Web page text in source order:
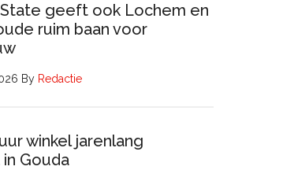
State geeft ook Lochem en
ruim baan voor
By Redactie
winkel jarenlang
Gouda